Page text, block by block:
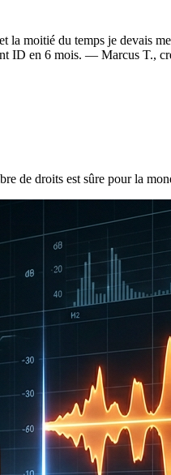
la moitié du temps je
ID en 6 mois. — Marcus T.,
de droits est sûre pour la